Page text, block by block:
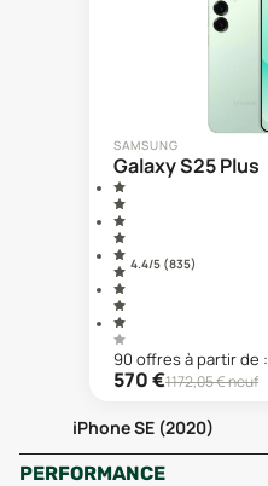
SAMSUNG
Galaxy S25 Plus
4.4/5 (835)
90 offresà partir de :
570€1172,05€ neuf
iPhone SE (2020)
PERFORMANCE